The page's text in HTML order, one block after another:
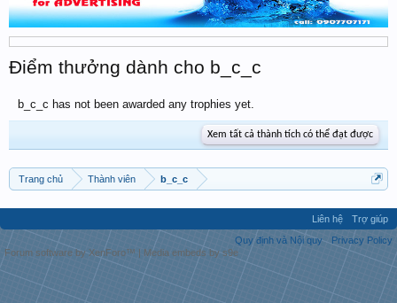
Điểm thưởng dành cho b_c_c
b_c_c has not been awarded any trophies yet.
Xem tất cả thành tích có thể đạt được
Trang chủ Thành viên b_c_c
Liên hệ
Trợ giúp
Quy định và Nội quy
Privacy Policy
Forum software by XenForo™ | Media embeds by s9e